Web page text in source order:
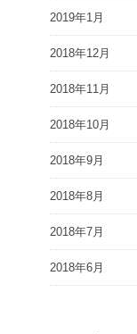
2019年1月
2018年12月
2018年11月
2018年10月
2018年9月
2018年8月
2018年7月
2018年6月